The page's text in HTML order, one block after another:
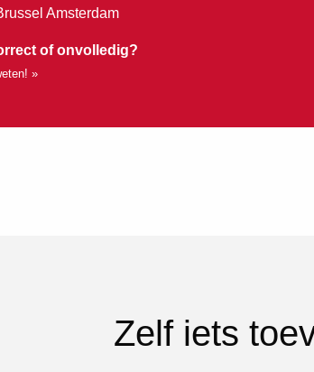
Amsterdam
of onvolledig?
»
Zelf iets